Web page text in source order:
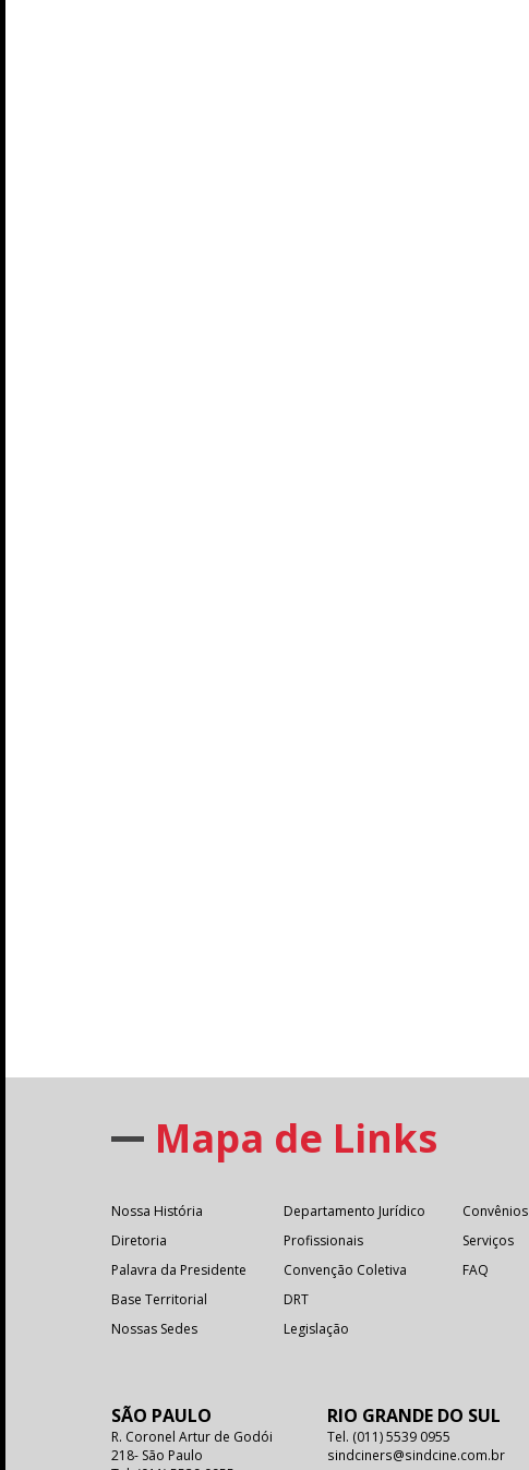
Mapa de Links
Nossa História
Diretoria
Palavra da Presidente
Base Territorial
Nossas Sedes
Departamento Jurídico
Profissionais
Convenção Coletiva
DRT
Legislação
Convênios
Serviços
FAQ
SÃO PAULO
R. Coronel Artur de Godói
218- São Paulo
RIO GRANDE DO SUL
Tel. (011) 5539 0955
sindciners@sindcine.com.br